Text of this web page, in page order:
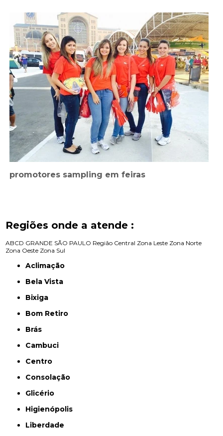
promotores sampling em feiras
Regiões onde a atende :
ABCD GRANDE SÃO PAULO Região Central Zona Leste Zona Norte
Zona Oeste Zona Sul
Aclimação
Bela Vista
Bixiga
Bom Retiro
Brás
Cambuci
Centro
Consolação
Glicério
Higienópolis
Liberdade